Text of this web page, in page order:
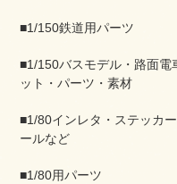
■1/150鉄道用パーツ
■1/150バスモデル・路面電
ット・パーツ・素材
■1/80インレタ・ステッカ
ールなど
■1/80用パーツ